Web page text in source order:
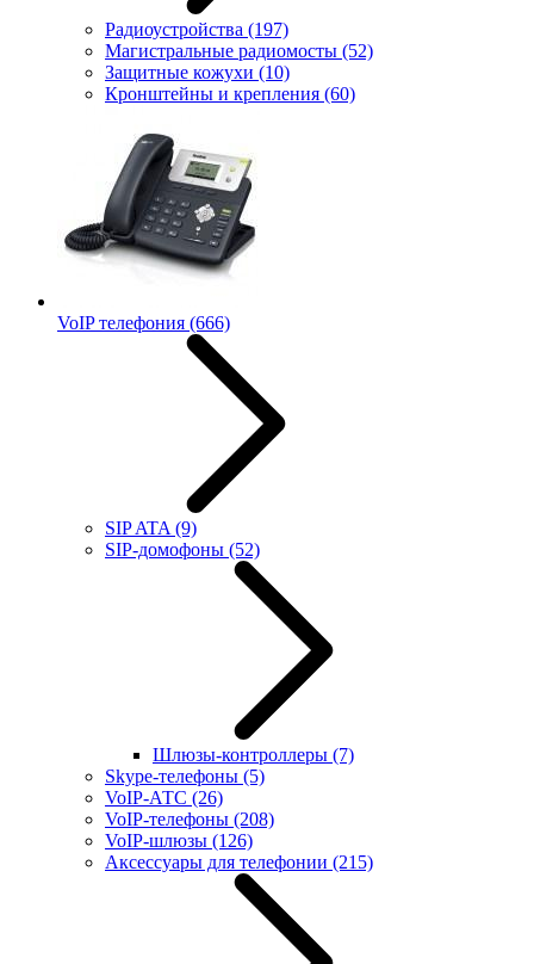
Радиоустройства (197)
Магистральные радиомосты (52)
Защитные кожухи (10)
Кронштейны и крепления (60)
VoIP телефония (666)
SIP ATA (9)
SIP-домофоны (52)
Шлюзы-контроллеры (7)
Skype-телефоны (5)
VoIP-АТС (26)
VoIP-телефоны (208)
VoIP-шлюзы (126)
Аксессуары для телефонии (215)